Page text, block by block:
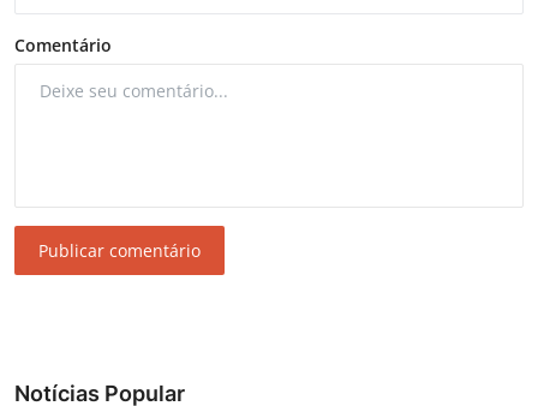
Comentário
Publicar comentário
Notícias Popular